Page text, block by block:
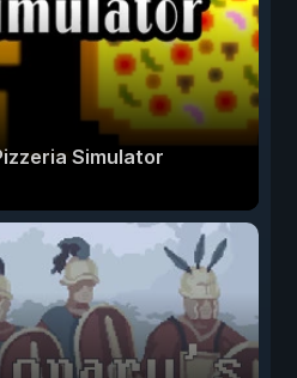
Simulator